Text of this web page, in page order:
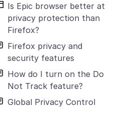
Is Epic browser better at
privacy protection than
Firefox?
Firefox privacy and
security features
How do I turn on the Do
Not Track feature?
Global Privacy Control